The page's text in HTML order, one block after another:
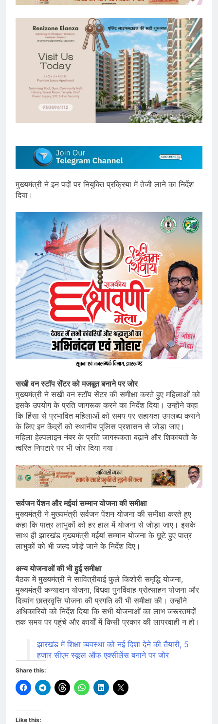
मुख्यमंत्री ने इन पदों पर नियुक्ति प्रक्रिया में तेजी लाने का निर्देश
दिया।
सखी वन स्टॉप सेंटर को मजबूत बनाने पर जोर
मुख्यमंत्री ने सखी वन स्टॉप सेंटर की समीक्षा करते हुए महिलाओं को
इसके उपयोग के प्रति जागरूक करने का निर्देश दिया। उन्होंने कहा
कि हिंसा से प्रभावित महिलाओं को समय पर सहायता उपलब्ध कराने
के लिए इन केंद्रों को स्थानीय पुलिस प्रशासन से जोड़ा जाए।
महिला हेल्पलाइन नंबर के प्रति जागरूकता बढ़ाने और शिकायतों के
त्वरित निपटारे पर भी जोर दिया गया।
सर्वजन पेंशन और मईयां सम्मान योजना की समीक्षा
मुख्यमंत्री ने मुख्यमंत्री सर्वजन पेंशन योजना की समीक्षा करते हुए
कहा कि पात्र लाभुकों को हर हाल में योजना से जोड़ा जाए। इसके
साथ ही झारखंड मुख्यमंत्री मईयां सम्मान योजना के छूटे हुए पात्र
लाभुकों को भी जल्द जोड़े जाने के निर्देश दिए।
अन्य योजनाओं की भी हुई समीक्षा
बैठक में मुख्यमंत्री ने सावित्रीबाई फुले किशोरी समृद्धि योजना,
मुख्यमंत्री कन्यादान योजना, विधवा पुनर्विवाह प्रोत्साहन योजना और
दिव्यांग छात्रवृत्ति योजना की प्रगति की भी समीक्षा की। उन्होंने
अधिकारियों को निर्देश दिया कि सभी योजनाओं का लाभ जरूरतमंदों
तक समय पर पहुंचे और कार्यों में किसी प्रकार की लापरवाही न हो।
झारखंड में शिक्षा व्यवस्था को नई दिशा देने की तैयारी, 5
हजार सीएम स्कूल ऑफ एक्सीलेंस बनाने पर जोर
Share this:
Like this: